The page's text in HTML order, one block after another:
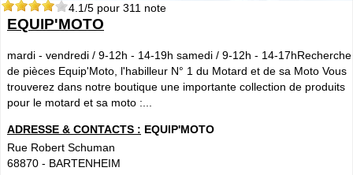
4.1/5 pour 311 note
EQUIP'MOTO
mardi - vendredi / 9-12h - 14-19h samedi / 9-12h - 14-17hRecherche
de pièces Equip'Moto, l'habilleur N° 1 du Motard et de sa Moto Vous
trouverez dans notre boutique une importante collection de produits
pour le motard et sa moto :...
ADRESSE & CONTACTS : EQUIP'MOTO
Rue Robert Schuman
68870 - BARTENHEIM